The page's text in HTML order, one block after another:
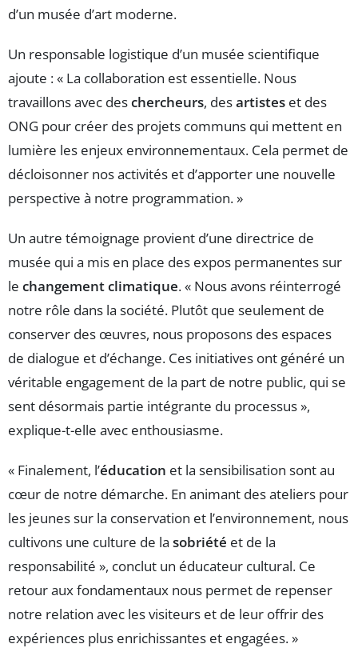
d’un musée d’art moderne.
Un responsable logistique d’un musée scientifique
ajoute : « La collaboration est essentielle. Nous
travaillons avec deschercheurs, desartistes et des
ONG pour créer des projets communs qui mettent en
lumière les enjeux environnementaux. Cela permet de
décloisonner nos activités et d’apporter une nouvelle
perspective à notre programmation. »
Un autre témoignage provient d’une directrice de
musée qui a mis en place des expos permanentes sur
le changement climatique. « Nous avons réinterrogé
notre rôle dans la société. Plutôt que seulement de
conserver des œuvres, nous proposons des espaces
de dialogue et d’échange. Ces initiatives ont généré un
véritable engagement de la part de notre public, qui se
sent désormais partie intégrante du processus »,
explique-t-elle avec enthousiasme.
« Finalement, l’éducation et la sensibilisation sont au
cœur de notre démarche. En animant des ateliers pour
les jeunes sur la conservation et l’environnement, nous
cultivons une culture de la sobriété et de la
responsabilité », conclut un éducateur cultural. Ce
retour aux fondamentaux nous permet de repenser
notre relation avec les visiteurs et de leur offrir des
expériences plus enrichissantes et engagées. »